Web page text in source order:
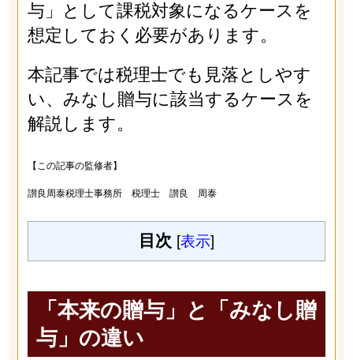
与」として課税対象になるケースを
想定しておく必要があります。
本記事では税理士でも見落としやす
い、みなし贈与に該当するケースを
解説します。
【この記事の監修者】
讃良周泰税理士事務所 税理士 讃良 周泰
目次 [表示]
「本来の贈与」と「みなし贈
与」の違い